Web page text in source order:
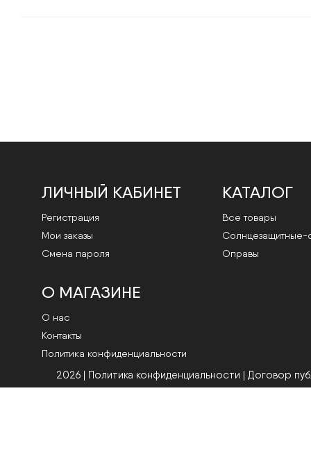
ЛИЧНЫЙ КАБИНЕТ
Регистрация
Мои заказы
Смена пароля
КАТАЛОГ
Все товары
Cолнцезащитные-
Оправы
О МАГАЗИНЕ
О нас
Контакты
Политика конфиденциальности
2026 | Политика конфиденциальности | Договор